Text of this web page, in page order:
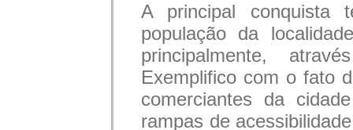
A principal conquista
população da
principalmente,
Exemplifico com o fato
comerciantes da
rampas de